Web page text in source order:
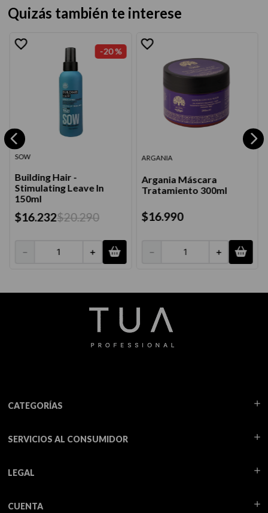
Quizás también te interese
-20 %
SOW
Building Hair -
Stimulating Leave In
150ml
$16.232$20.290
＋
－
ARGANIA
Argania Máscara
Tratamiento 300ml
$16.990
＋
－
CATEGORÍAS
SERVICIOS AL CONSUMIDOR
LEGAL
CUENTA